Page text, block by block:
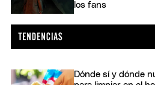
los fans
Dónde sí y dónde